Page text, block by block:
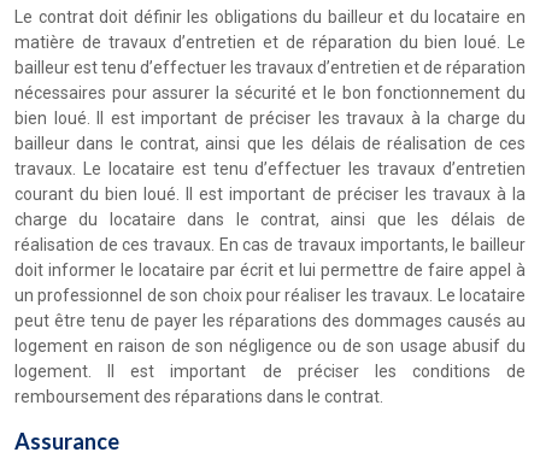
Le contrat doit définir les obligations du bailleur et du locataire en
matière de travaux d’entretien et de réparation du bien loué. Le
bailleur est tenu d’effectuer les travaux d’entretien et de réparation
nécessaires pour assurer la sécurité et le bon fonctionnement du
bien loué. Il est important de préciser les travaux à la charge du
bailleur dans le contrat, ainsi que les délais de réalisation de ces
travaux. Le locataire est tenu d’effectuer les travaux d’entretien
courant du bien loué. Il est important de préciser les travaux à la
charge du locataire dans le contrat, ainsi que les délais de
réalisation de ces travaux. En cas de travaux importants, le bailleur
doit informer le locataire par écrit et lui permettre de faire appel à
un professionnel de son choix pour réaliser les travaux. Le locataire
peut être tenu de payer les réparations des dommages causés au
logement en raison de son négligence ou de son usage abusif du
logement. Il est important de préciser les conditions de
remboursement des réparations dans le contrat.
Assurance